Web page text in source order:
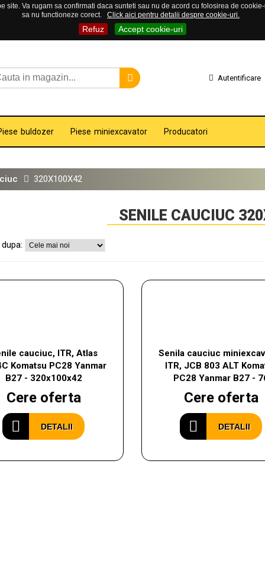
Va rugam sa confirmati daca sunteti sau nu de acord cu folosirea de
sa nu functioneze corect.
Click aici pentru detalii despre cookie-uri.
Refuz Accept cookie-uri
Autentificare
buldozer Piese miniexcavator Producatori
320X100X42
SENILE CAUCIUC
cauciuc, ITR, Atlas
Komatsu PC28 Yanmar
B27 - 320x100x42
Cere oferta
DETALII
Senila cauciuc
ITR, JCB 803 ALT
PC28 Yanmar B27 -
Cere oferta
DETALII